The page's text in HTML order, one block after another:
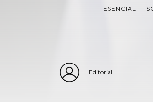
ESENCIAL
Editorial